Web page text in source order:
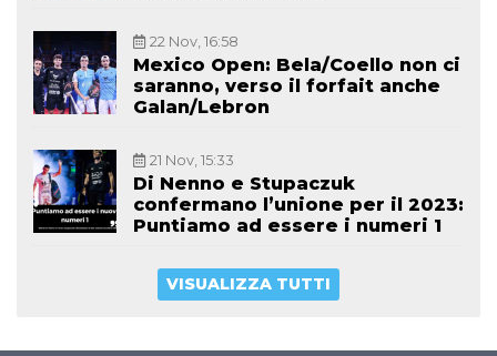
22 Nov, 16:58
Mexico Open: Bela/Coello non ci
saranno, verso il forfait anche
Galan/Lebron
21 Nov, 15:33
Di Nenno e Stupaczuk
confermano l’unione per il 2023:
Puntiamo ad essere i numeri 1
VISUALIZZA TUTTI